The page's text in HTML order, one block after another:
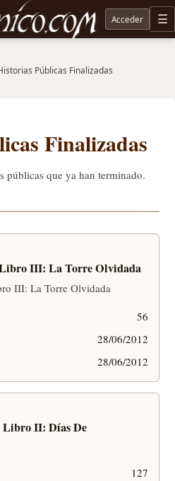
Los Anillos de Poder, La Caza de Gollum, la
Acceder
Públicas Finalizadas
Finalizadas
públicas que ya han terminado.
III: La Torre Olvidada
III: La Torre Olvidada
56
28/06/2012
28/06/2012
II: Días De
127